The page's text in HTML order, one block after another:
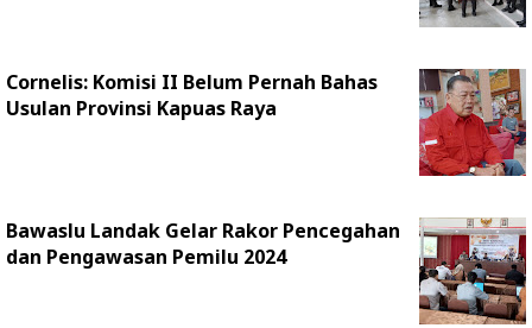
Cornelis: Komisi II Belum Pernah Bahas
Usulan Provinsi Kapuas Raya
Bawaslu Landak Gelar Rakor Pencegahan
dan Pengawasan Pemilu 2024